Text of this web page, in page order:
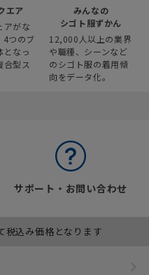
エア
アがな
4つのブ
となっ
合型ス
みんなの
シゴト服ずかん
12,000人以上の業界
や職種、シーンなど
のシゴト服の着用傾
向をデータ化。
サポート・お問い合わせ
税込み価格となります